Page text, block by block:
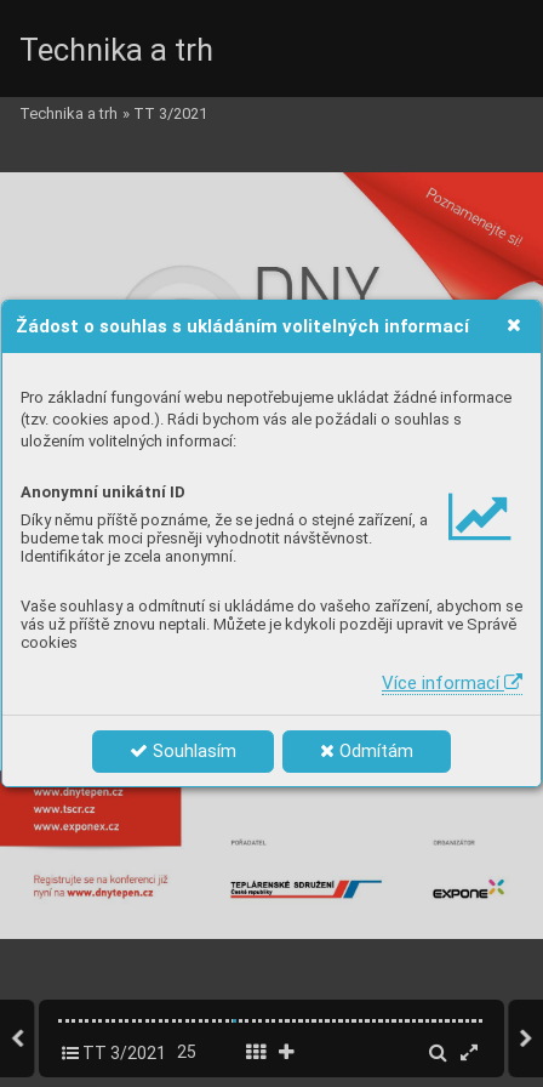
Žádost o souhlas s ukládáním volitelných informací
Pro základní fungování webu nepotřebujeme ukládat žádné informace
(tzv. cookies apod.). Rádi bychom vás ale požádali o souhlas s
uložením volitelných informací:
Anonymní unikátní ID
Díky němu příště poznáme, že se jedná o stejné zařízení, a
budeme tak moci přesněji vyhodnotit návštěvnost.
Identifikátor je zcela anonymní.
Vaše souhlasy a odmítnutí si ukládáme do vašeho zařízení, abychom se
vás už příště znovu neptali. Můžete je kdykoli později upravit ve Správě
cookies
Více informací
Souhlasím Odmítám
Technika a trh
Technika a trh » TT 3/2021
TT 3/2021 25